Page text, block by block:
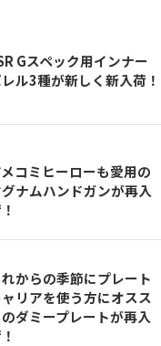
Gスペック用インナー
ル3種が新しく新入荷！
コミヒーローも愛用の
ナムハンドガンが再入
れからの季節にプレート
リアを使う方にオスス
のダミープレートが再入